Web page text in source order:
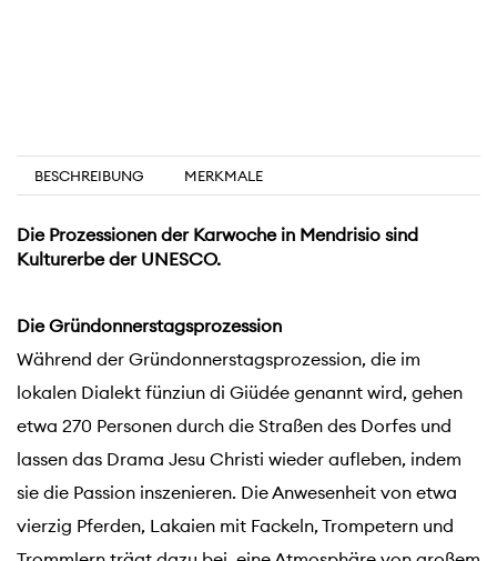
BESCHREIBUNG MERKMALE
Die Prozessionen der Karwoche in Mendrisio sind
Kulturerbe der UNESCO.
Die Gründonnerstagsprozession
Während der Gründonnerstagsprozession, die im
lokalen Dialekt fünziun di Giüdée genannt wird, gehen
etwa 270 Personen durch die Straßen des Dorfes und
lassen das Drama Jesu Christi wieder aufleben, indem
sie die Passion inszenieren. Die Anwesenheit von etwa
vierzig Pferden, Lakaien mit Fackeln, Trompetern und